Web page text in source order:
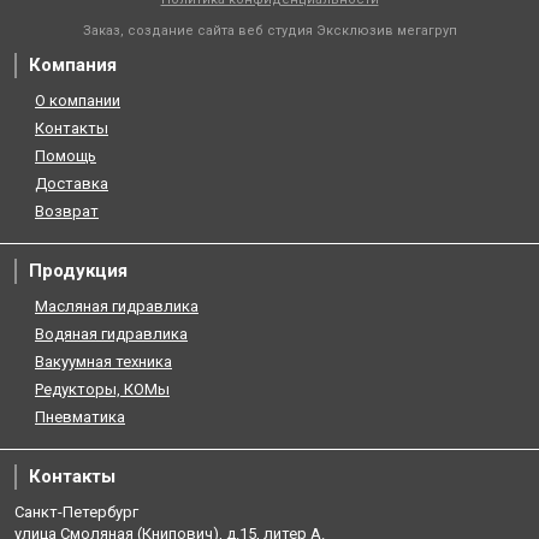
Заказ, создание сайта веб студия Эксклюзив мегагруп
Компания
О компании
Контакты
Помощь
Доставка
Возврат
Продукция
Масляная гидравлика
Водяная гидравлика
Вакуумная техника
Редукторы, КОМы
Пневматика
Контакты
Санкт-Петербург
улица Смоляная (Книпович), д.15, литер А.